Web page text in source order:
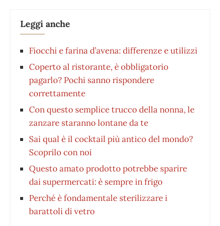
Leggi anche
Fiocchi e farina d’avena: differenze e utilizzi
Coperto al ristorante, è obbligatorio
pagarlo? Pochi sanno rispondere
correttamente
Con questo semplice trucco della nonna, le
zanzare staranno lontane da te
Sai qual è il cocktail più antico del mondo?
Scoprilo con noi
Questo amato prodotto potrebbe sparire
dai supermercati: è sempre in frigo
Perché è fondamentale sterilizzare i
barattoli di vetro